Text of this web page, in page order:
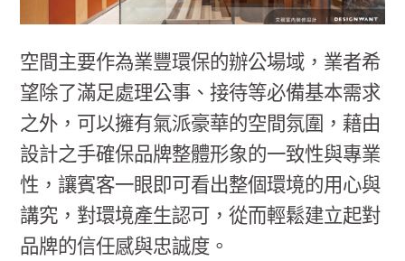
空間主要作為業豐環保的辦公場域，業者希
望除了滿足處理公事、接待等必備基本需求
之外，可以擁有氣派豪華的空間氛圍，藉由
設計之手確保品牌整體形象的一致性與專業
性，讓賓客一眼即可看出整個環境的用心與
講究，對環境產生認可，從而輕鬆建立起對
品牌的信任感與忠誠度。